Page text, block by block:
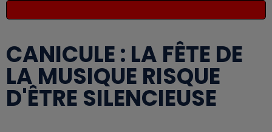
CANICULE : LA FÊTE DE
LA MUSIQUE RISQUE
D'ÊTRE SILENCIEUSE